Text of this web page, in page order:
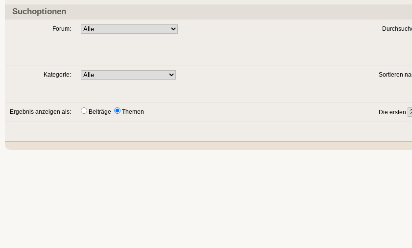
Suchoptionen
Forum:
Kategorie:
Sortieren
Ergebnis anzeigen als: Beiträge Themen Die ersten